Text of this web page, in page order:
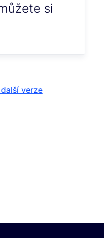
si
další verze